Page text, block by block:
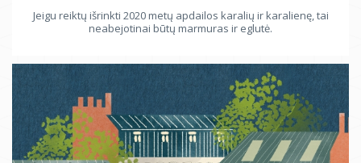
Jeigu reiktų išrinkti 2020 metų apdailos karalių ir karalienę, tai
neabejotinai būtų marmuras ir eglutė.